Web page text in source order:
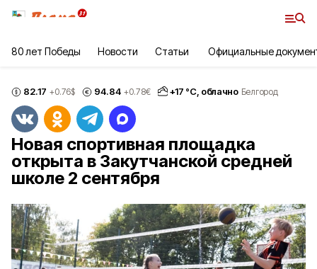
80 лет Победы Новости Статьи Официальные
82.17 +0.76$ 94.84 +0.78€ +17 °С, облачно Белгород
Новая спортивная площадка
открыта в Закутчанской средней
школе 2 сентября